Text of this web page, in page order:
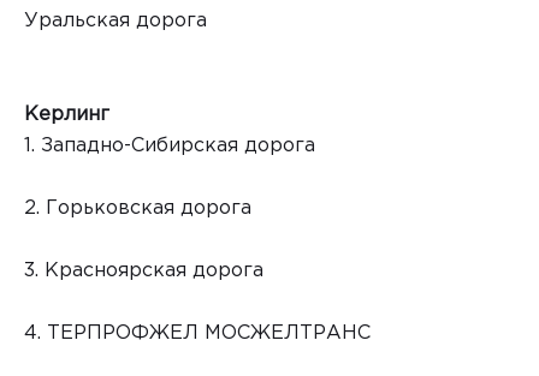
Уральская дорога
Керлинг
1. Западно-Сибирская дорога
2. Горьковская дорога
3. Красноярская дорога
4. ТЕРПРОФЖЕЛ МОСЖЕЛТРАНС